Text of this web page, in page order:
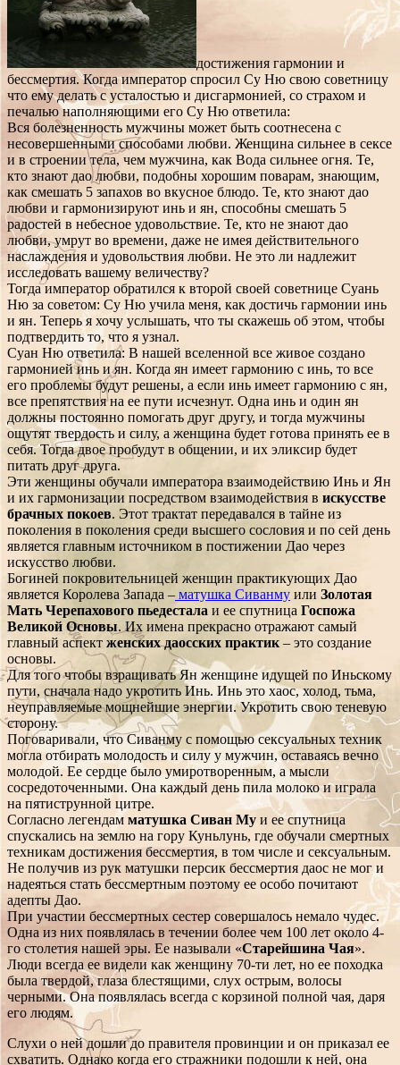
достижения гармонии и
бессмертия. Когда император спросил Су Ню свою советницу
что ему делать с усталостью и дисгармонией, со страхом и
печалью наполняющими его Су Ню ответила:
Вся болезненность мужчины может быть соотнесена с
несовершенными способами любви. Женщина сильнее в сексе
и в строении тела, чем мужчина, как Вода сильнее огня. Те,
кто знают дао любви, подобны хорошим поварам, знающим,
как смешать 5 запахов во вкусное блюдо. Те, кто знают дао
любви и гармонизируют инь и ян, способны смешать 5
радостей в небесное удовольствие. Те, кто не знают дао
любви, умрут во времени, даже не имея действительного
наслаждения и удовольствия любви. Не это ли надлежит
исследовать вашему величеству?
Тогда император обратился к второй своей советнице Суань
Ню за советом: Су Ню учила меня, как достичь гармонии инь
и ян. Теперь я хочу услышать, что ты скажешь об этом, чтобы
подтвердить то, что я узнал.
Суан Ню ответила: В нашей вселенной все живое создано
гармонией инь и ян. Когда ян имеет гармонию с инь, то все
его проблемы будут решены, а если инь имеет гармонию с ян,
все препятствия на ее пути исчезнут. Одна инь и один ян
должны постоянно помогать друг другу, и тогда мужчины
ощутят твердость и силу, а женщина будет готова принять ее в
себя. Тогда двое пробудут в общении, и их эликсир будет
питать друг друга.
Эти женщины обучали императора взаимодействию Инь и Ян
и их гармонизации посредством взаимодействия в искусстве
брачных покоев. Этот трактат передавался в тайне из
поколения в поколения среди высшего сословия и по сей день
является главным источником в постижении Дао через
искусство любви.
Богиней покровительницей женщин практикующих Дао
является Королева Запада – матушка Сиванму или Золотая
Мать Черепахового пьедестала и ее спутница Госпожа
Великой Основы. Их имена прекрасно отражают самый
главный аспект женских даосских практик – это создание
основы.
Для того чтобы взращивать Ян женщине идущей по Иньскому
пути, сначала надо укротить Инь. Инь это хаос, холод, тьма,
неуправляемые мощнейшие энергии. Укротить свою теневую
сторону.
Поговаривали, что Сиванму с помощью сексуальных техник
могла отбирать молодость и силу у мужчин, оставаясь вечно
молодой. Ее сердце было умиротворенным, а мысли
сосредоточенными. Она каждый день пила молоко и играла
на пятиструнной цитре.
Согласно легендам матушка Сиван Му и ее спутница
спускались на землю на гору Куньлунь, где обучали смертных
техникам достижения бессмертия, в том числе и сексуальным.
Не получив из рук матушки персик бессмертия даос не мог и
надеяться стать бессмертным поэтому ее особо почитают
адепты Дао.
При участии бессмертных сестер совершалось немало чудес.
Одна из них появлялась в течении более чем 100 лет около 4-
го столетия нашей эры. Ее называли «Старейшина Чая».
Люди всегда ее видели как женщину 70-ти лет, но ее походка
была твердой, глаза блестящими, слух острым, волосы
черными. Она появлялась всегда с корзиной полной чая, даря
его людям.
Слухи о ней дошли до правителя провинции и он приказал ее
схватить. Однако когда его стражники подошли к ней, она